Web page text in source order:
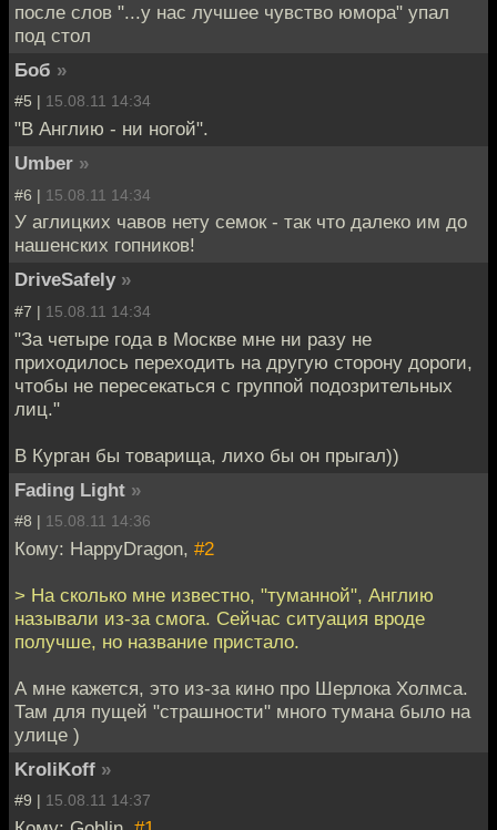
после слов "...у нас лучшее чувство юмора" упал
под стол
Боб »
#5 | 15.08.11 14:34
"В Англию - ни ногой".
Umber »
#6 | 15.08.11 14:34
У аглицких чавов нету семок - так что далеко им до
нашенских гопников!
DriveSafely »
#7 | 15.08.11 14:34
"За четыре года в Москве мне ни разу не
приходилось переходить на другую сторону дороги,
чтобы не пересекаться с группой подозрительных
лиц."
В Курган бы товарища, лихо бы он прыгал))
Fading Light »
#8 | 15.08.11 14:36
Кому: HappyDragon, #2
> На сколько мне известно, "туманной", Англию
называли из-за смога. Сейчас ситуация вроде
получше, но название пристало.
А мне кажется, это из-за кино про Шерлока Холмса.
Там для пущей "страшности" много тумана было на
улице )
KroliKoff »
#9 | 15.08.11 14:37